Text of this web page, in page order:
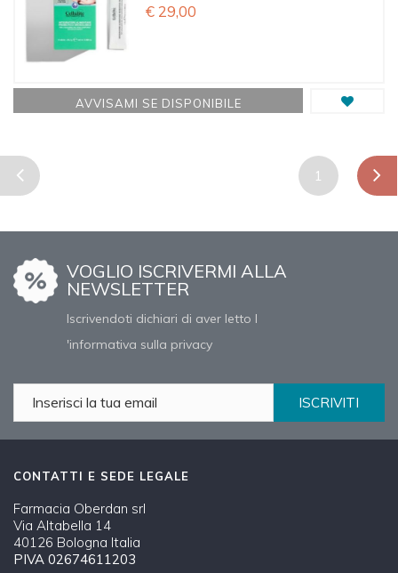
€ 29,00
AVVISAMI SE DISPONIBILE
1
VOGLIO ISCRIVERMI ALLA
NEWSLETTER
Iscrivendoti dichiari di aver letto l
'informativa sulla privacy
ISCRIVITI
CONTATTI E SEDE LEGALE
Farmacia Oberdan srl
Via Altabella 14
40126 Bologna Italia
PIVA 02674611203